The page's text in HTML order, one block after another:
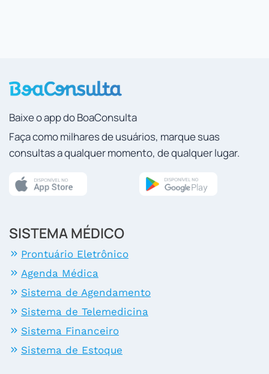
Baixe o app do BoaConsulta
Faça como milhares de usuários, marque suas
consultas a qualquer momento, de qualquer lugar.
SISTEMA MÉDICO
Prontuário Eletrônico
Agenda Médica
Sistema de Agendamento
Sistema de Telemedicina
Sistema Financeiro
Sistema de Estoque